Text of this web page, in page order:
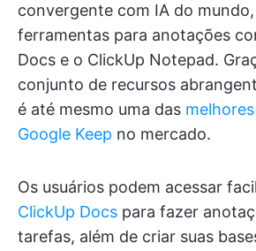
convergente com IA do
ferramentas para anotações
Docs e o ClickUp Notepad.
conjunto de recursos
é até mesmo uma das
Google Keep no mercado.
Os usuários podem acessar
ClickUp Docs para fazer
tarefas, além de criar suas